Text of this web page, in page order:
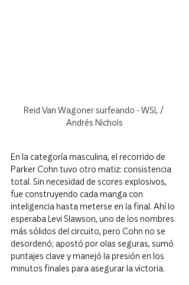
Reid Van Wagoner surfeando - WSL /
Andrés Nichols
En la categoría masculina, el recorrido de
Parker Cohn tuvo otro matiz: consistencia
total. Sin necesidad de scores explosivos,
fue construyendo cada manga con
inteligencia hasta meterse en la final. Ahí lo
esperaba Levi Slawson, uno de los nombres
más sólidos del circuito, pero Cohn no se
desordenó; apostó por olas seguras, sumó
puntajes clave y manejó la presión en los
minutos finales para asegurar la victoria.